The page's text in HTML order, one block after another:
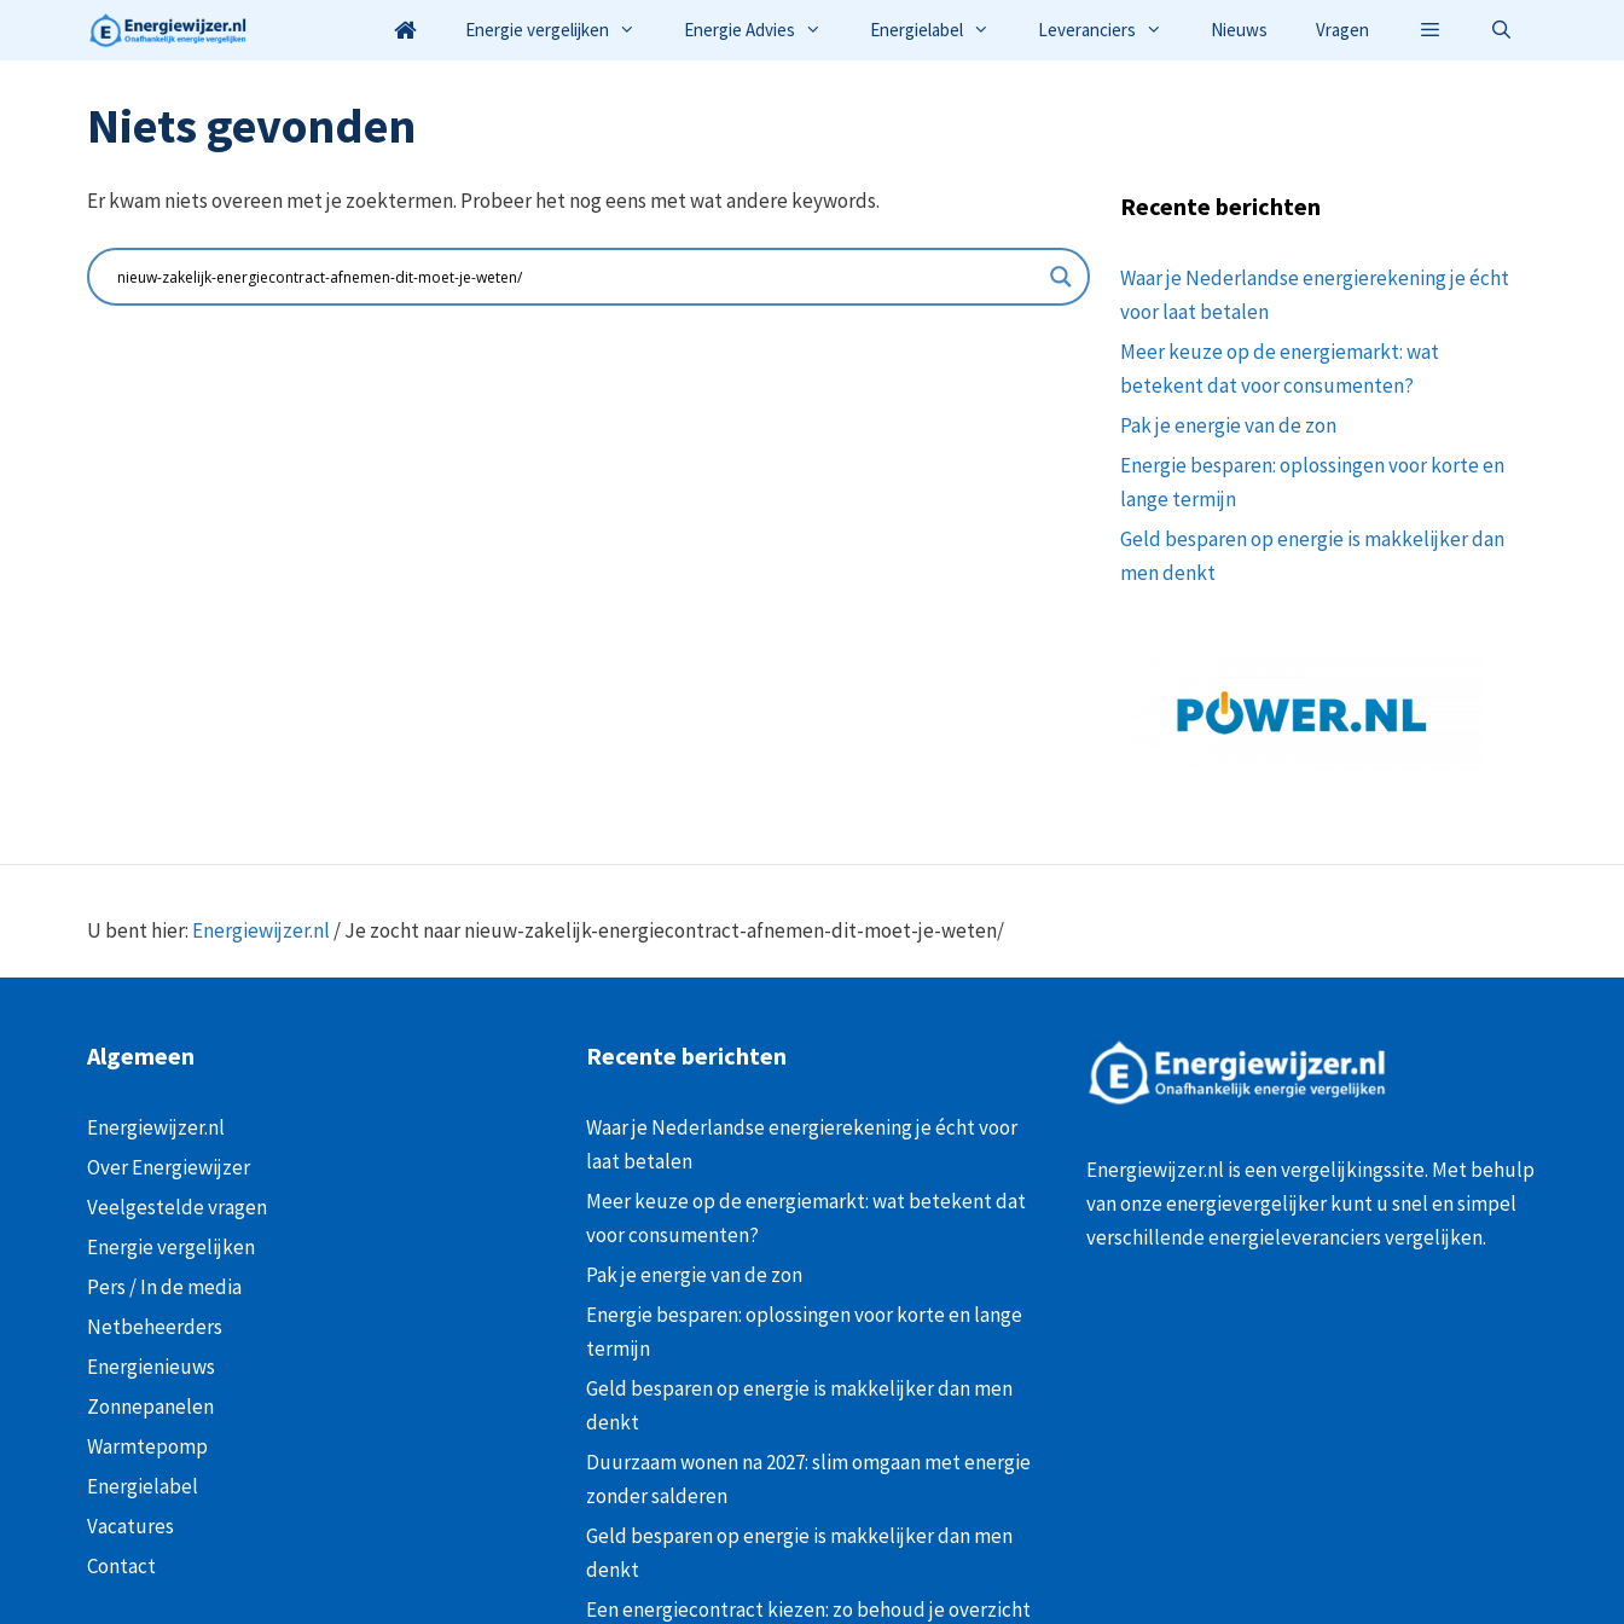
Energie vergelijken Energie Advies Energielabel Leveranciers Nieuws Vragen
Niets gevonden
Er kwam niets overeen met je zoektermen. Probeer het nog eens met wat andere keywords. Recente berichten
Waar je Nederlandse energierekening je écht
voor laat betalen
Meer keuze op de energiemarkt: wat
betekent dat voor consumenten?
Pak je energie van de zon
Energie besparen: oplossingen voor korte en
lange termijn
Geld besparen op energie is makkelijker dan
men denkt
U bent hier: Energiewijzer.nl /Je zocht naar nieuw-zakelijk-energiecontract-afnemen-dit-moet-je-weten/
Algemeen
Energiewijzer.nl
Over Energiewijzer
Veelgestelde vragen
Energie vergelijken
Pers / In de media
Netbeheerders
Energienieuws
Zonnepanelen
Warmtepomp
Energielabel
Vacatures
Contact
Recente berichten
Waar je Nederlandse energierekening je écht voor
laat betalen
Meer keuze op de energiemarkt: wat betekent dat
voor consumenten?
Pak je energie van de zon
Energie besparen: oplossingen voor korte en lange
termijn
Geld besparen op energie is makkelijker dan men
denkt
Duurzaam wonen na 2027: slim omgaan met energie
zonder salderen
Geld besparen op energie is makkelijker dan men
denkt
Een energiecontract kiezen: zo behoud je overzicht
Energiewijzer.nl is een vergelijkingssite. Met behulp
van onzeenergievergelijkerkunt u snel en simpel
verschillende energieleveranciers vergelijken.